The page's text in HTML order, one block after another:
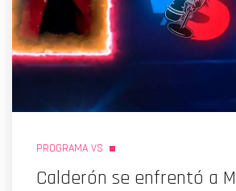
PROGRAMA VS
Calderón se enfrentó a